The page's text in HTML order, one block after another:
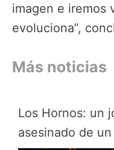
imagen e iremos
evoluciona”,
Más noticias
Los Hornos: un
asesinado de